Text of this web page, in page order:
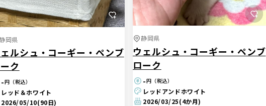
岡県
ルシュ・コーギー・ペンブ
ク
-円（税込）
レッド＆ホワイト
2026/05/10(90日)
静岡県
ウェルシュ・コーギー・ペンブ
ローク
-円（税込）
レッドアンドホワイト
2026/03/25(4か月)